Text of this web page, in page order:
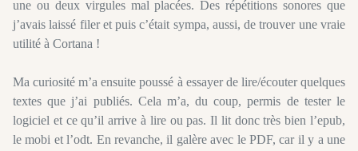
une ou deux virgules mal placées. Des répétitions sonores que
j’avais laissé filer et puis c’était sympa, aussi, de trouver une vraie
utilité à Cortana !
Ma curiosité m’a ensuite poussé à essayer de lire/écouter quelques
textes que j’ai publiés. Cela m’a, du coup, permis de tester le
logiciel et ce qu’il arrive à lire ou pas. Il lit donc très bien l’epub,
le mobi et l’odt. En revanche, il galère avec le PDF, car il y a une